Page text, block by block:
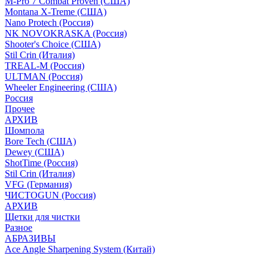
Montana X-Treme (США)
Nano Protech (Россия)
NK NOVOKRASKA (Россия)
Shooter's Choice (СШA)
Stil Crin (Италия)
TREAL-M (Россия)
ULTMAN (Россия)
Wheeler Engineering (СШA)
Россия
Прочее
АРХИВ
Шомпола
Bore Tech (США)
Dewey (США)
ShotTime (Россия)
Stil Crin (Италия)
VFG (Германия)
ЧИСТОGUN (Россия)
АРХИВ
Щетки для чистки
Разное
АБРАЗИВЫ
Ace Angle Sharpening System (Китай)